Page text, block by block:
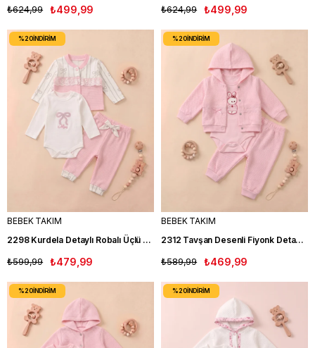
₺499,99
₺624,99 ₺499,99
₺624,99
BEBEK TAKIM
2298 Kurdela Detaylı Robalı Üçlü Kız Bebek Takım SOMON
₺479,99
₺599,99
%20İNDIRIM
BEBEK TAKIM
2312 Tavşan Desenli Fiyonk Detaylı Üçlü Kız Bebek Takım PEMBE
₺469,99
₺589,99
%20İNDIRIM
%20İNDIRIM %20İNDIRIM